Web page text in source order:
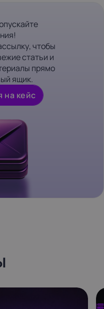
чтобы
статьи и
прямо
ящик.
на кейс